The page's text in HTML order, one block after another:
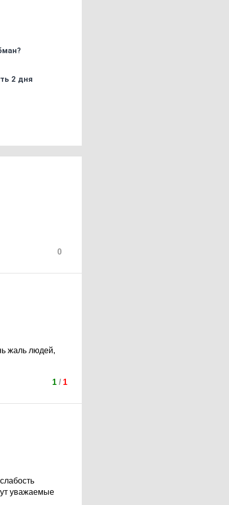
2 дня
0
жаль людей,
1/ 1
уважаемые